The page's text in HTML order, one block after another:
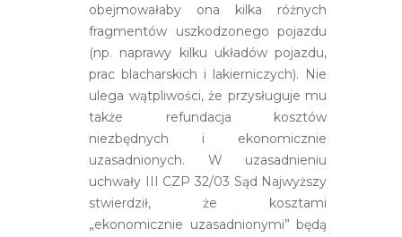
obejmowałaby ona kilka różnych
fragmentów uszkodzonego pojazdu
(np. naprawy kilku układów pojazdu,
prac blacharskich i lakierniczych). Nie
ulega wątpliwości, że przysługuje mu
także refundacja kosztów
niezbędnych i ekonomicznie
uzasadnionych. W uzasadnieniu
uchwały III CZP 32/03 Sąd Najwyższy
stwierdził, że kosztami
„ekonomicznie uzasadnionymi” będą